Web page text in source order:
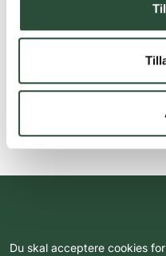
Du skal acceptere cookies